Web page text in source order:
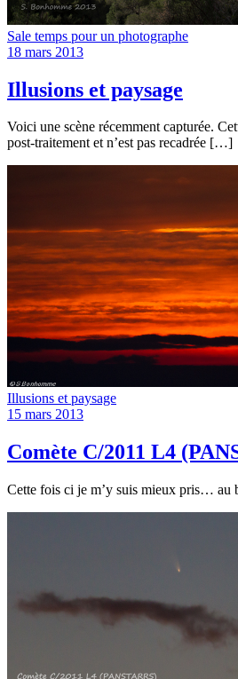
Sale temps pour un photographe
18 mars 2013
Illusions et paysage
Voici une scène récemment capturée.
post-traitement et n’est pas recadrée […]
Illusions et paysage
15 mars 2013
Comète C/2011 L4
Cette fois ci je m’y suis mieux pris… au